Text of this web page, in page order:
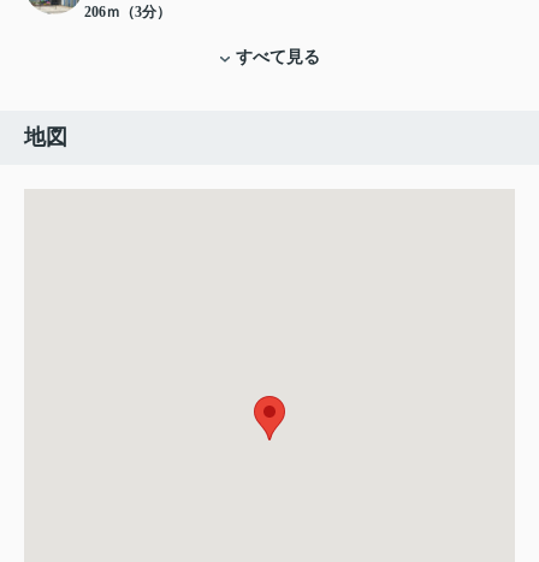
206ｍ（3分）
すべて見る
地図